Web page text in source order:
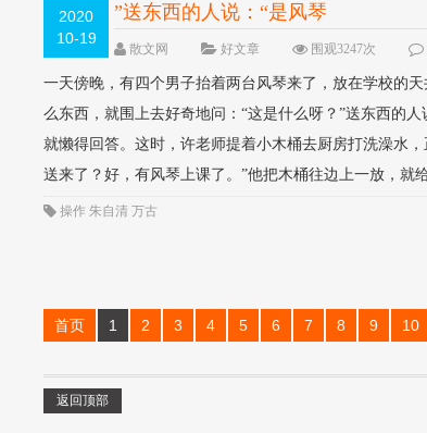
2020
10-19
”送东西的人说：“是风琴
散文网 好文章 围观3247次
一天傍晚，有四个男子抬着两台风琴来了，放在学校的
么东西，就围上去好奇地问：“这是什么呀？”送东西的
就懒得回答。这时，许老师提着小木桶去厨房打洗澡水
送来了？好，有风琴上课了。”他把木桶往边上一放，就
操作 朱自清 万古
首页 1 2 3 4 5 6 7 8 9 10
返回顶部